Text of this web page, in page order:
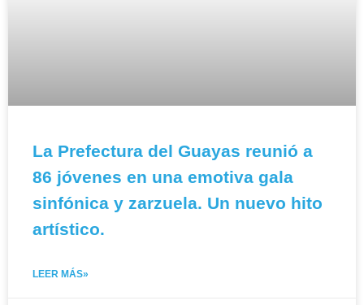
La Prefectura del Guayas reunió a
86 jóvenes en una emotiva gala
sinfónica y zarzuela. Un nuevo hito
artístico.
LEER MÁS»